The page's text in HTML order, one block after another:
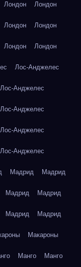
Лондон Лондон
Лондон Лондон
Лондон Лондон
Лос-Анджелес
Лос-Анджелес
Лос-Анджелес
Лос-Анджелес
Лос-Анджелес
Мадрид Мадрид
Мадрид Мадрид
Мадрид Мадрид
Макароны
Манго Манго